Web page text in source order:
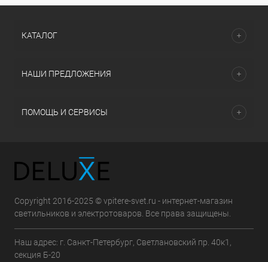
КАТАЛОГ
НАШИ ПРЕДЛОЖЕНИЯ
ПОМОЩЬ И СЕРВИСЫ
Copyright 2016-2025 © vpitere-svet.ru - интернет-магазин
светильников и электротоваров. Все права защищены.
Наш адрес: г. Санкт-Петербург, Светлановский пр. 40к1,
секция Б-20